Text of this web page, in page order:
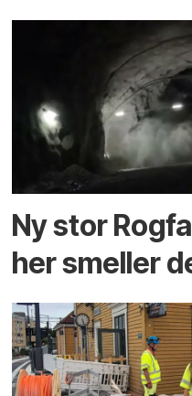
Ny stor
her smeller